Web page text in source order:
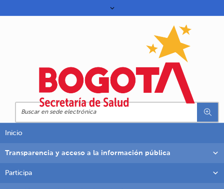
Inicio
Transparencia y acceso a la información pública
Participa